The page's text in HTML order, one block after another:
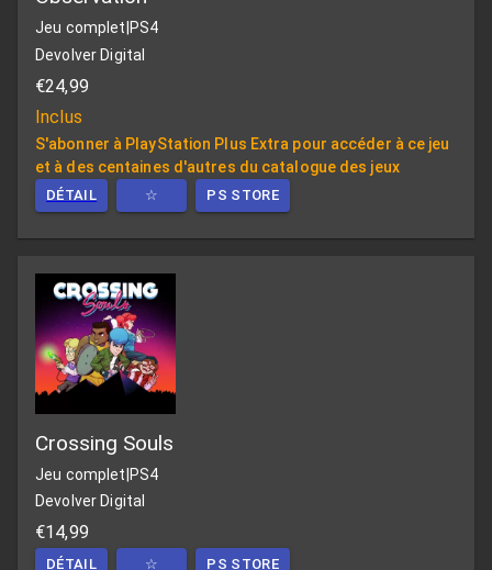
Jeu complet PS4
Devolver Digital
€24,99
Inclus
S'abonner à PlayStation Plus Extra pour accéder à ce jeu
et à des centaines d'autres du catalogue des jeux
DÉTAIL ☆ PS STORE
Crossing Souls
Jeu complet|PS4
Devolver Digital
€14,99
DÉTAIL ☆ PS STORE